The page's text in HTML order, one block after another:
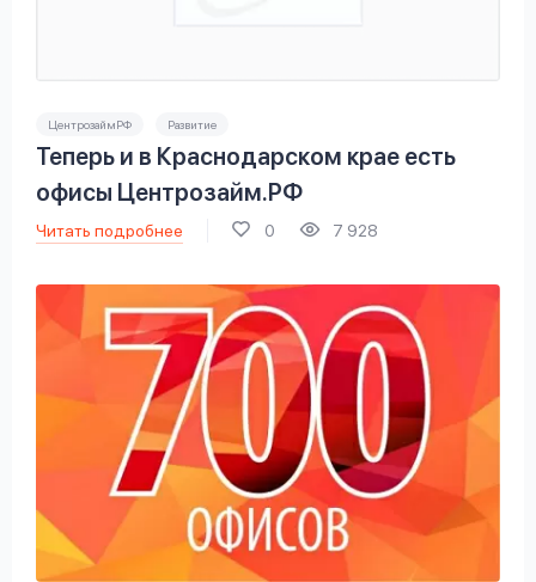
ЦентрозаймРФ Развитие
Теперь и в Краснодарском крае есть
офисы Центрозайм.РФ
Читать подробнее 0 7 928